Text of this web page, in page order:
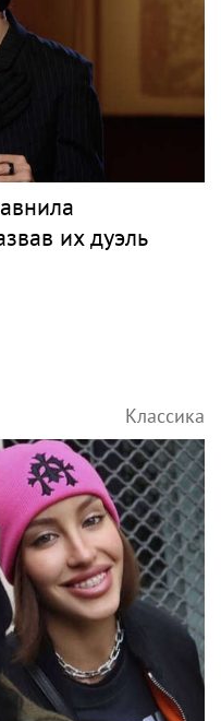
их дуэль
Классика